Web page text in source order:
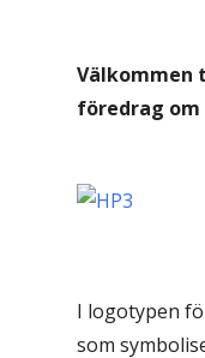
Välkommen
föredrag om
I logotypen
som